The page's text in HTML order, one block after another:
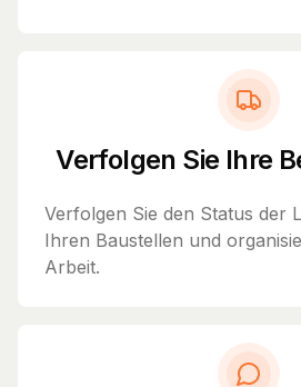
Verfolgen Sie Ihre
Verfolgen Sie den Status der
Ihren Baustellen und
Arbeit.